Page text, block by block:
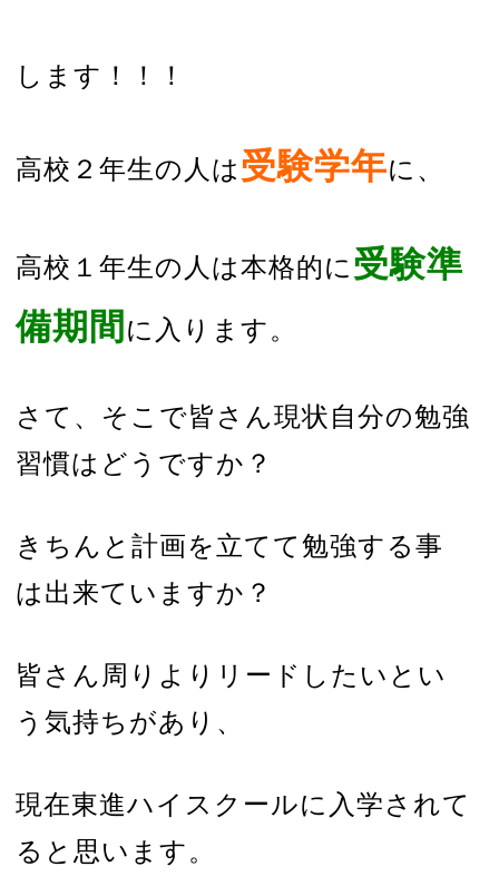
します！！！
高校２年生の人は 受験学年に、
高校１年生の人は本格的に 受験準
備期間 に入ります。
さて、そこで皆さん現状自分の勉強
習慣はどうですか？
きちんと計画を立てて勉強する事
は出来ていますか？
皆さん周りよりリードしたいとい
う気持ちがあり、
現在東進ハイスクールに入学されて
ると思います。